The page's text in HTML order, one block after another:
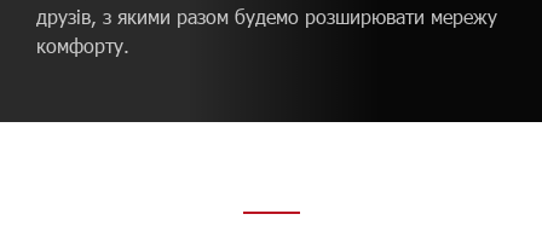
друзів, з якими разом будемо розширювати мережу
комфорту.